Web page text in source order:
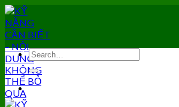
Skip
to
content